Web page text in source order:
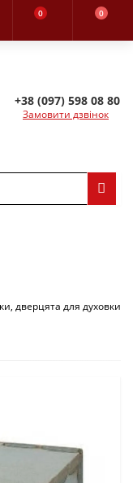
0 0
+38 (097) 598 08 80
Замовити дзвінок
дверцята для духовки